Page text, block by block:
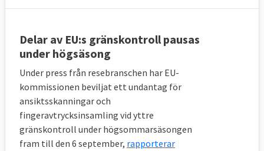
kan få sin andel nedräknad med tio procent.
Om det visar sig att för få länder anmäler
sig villiga att ta emot flyktingar ska
kommissionen sammankalla ett
”solidaritetsforum”. Där ska
medlemsländerna uppmanas att ta emot
fler flyktingar.
Delar av EU:s gränskontroll pausas
under högsäsong
Under press från resebranschen har EU-
kommissionen beviljat ett undantag för
ansiktsskanningar och
fingeravtrycksinsamling vid yttre
gränskontroll under högsommarsäsongen
fram till den 6 september, rapporterar